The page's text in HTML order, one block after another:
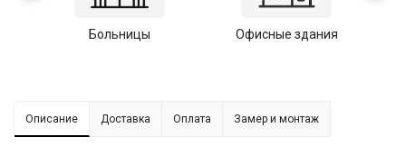
Больницы Офисные здания
Описание Доставка Оплата Замер и монтаж